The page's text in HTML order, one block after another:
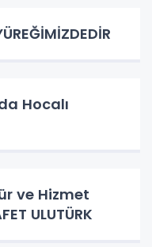
YÜREĞİMİZDEDİR
Hocalı
ve Hizmet
ULUTÜRK